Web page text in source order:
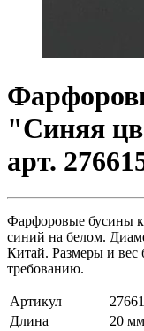
"Синяя
арт.
Фарфоровые бусины
синий на белом.
Китай. Размеры и вес
требованию.
Артикул
Длина
20 мм